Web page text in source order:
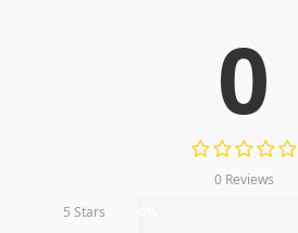
0
0 Reviews
5 Stars